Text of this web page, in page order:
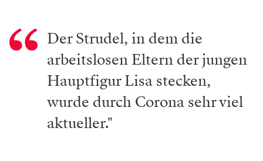
Der Strudel, in dem die
arbeitslosen Eltern der jungen
Hauptfigur Lisa stecken,
wurde durch ­Corona sehr viel
aktueller."